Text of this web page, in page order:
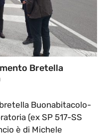
Bretella
Buonabitacolo-
(ex SP 517-SS
è di Michele